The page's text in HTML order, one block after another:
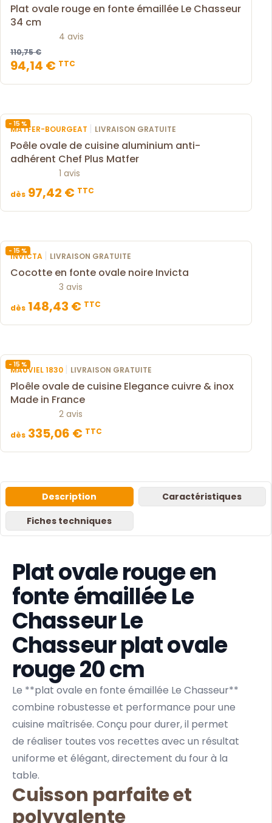
Plat ovale rouge en fonte émaillée Le Chasseur
34 cm
4 avis
110,75 €
94,14 € TTC
- 15 %
MATFER-BOURGEAT | LIVRAISON GRATUITE
Poêle ovale de cuisine aluminium anti-
adhérent Chef Plus Matfer
1 avis
dès 97,42 € TTC
- 15 %
INVICTA | LIVRAISON GRATUITE
Cocotte en fonte ovale noire Invicta
3 avis
dès 148,43 € TTC
- 15 %
MAUVIEL 1830 | LIVRAISON GRATUITE
Ploêle ovale de cuisine Elegance cuivre & inox
Made in France
2 avis
dès 335,06 € TTC
Description
Caractéristiques
Fiches techniques
Plat ovale rouge en
fonte émaillée Le
Chasseur Le
Chasseur plat ovale
rouge 20 cm
Le **plat ovale en fonte émaillée Le Chasseur**
combine robustesse et performance pour une
cuisine maîtrisée. Conçu pour durer, il permet
de réaliser toutes vos recettes avec un résultat
uniforme et élégant, directement du four à la
table.
Cuisson parfaite et
polyvalente